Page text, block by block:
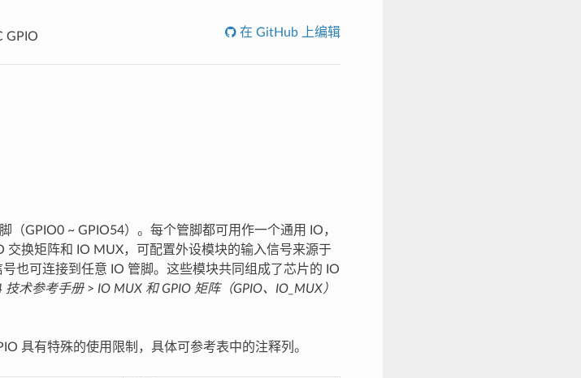
GPIO 在 GitHub 上编辑
（GPIO0 ~ GPIO54）。每个管脚都可用作一个通用 IO，
交换矩阵和 IO MUX，可配置外设模块的输入信号来源于
也可连接到任意 IO 管脚。这些模块共同组成了芯片的 IO
技术参考手册> IO MUX 和 GPIO 矩阵（GPIO、IO_MUX）
具有特殊的使用限制，具体可参考表中的注释列。